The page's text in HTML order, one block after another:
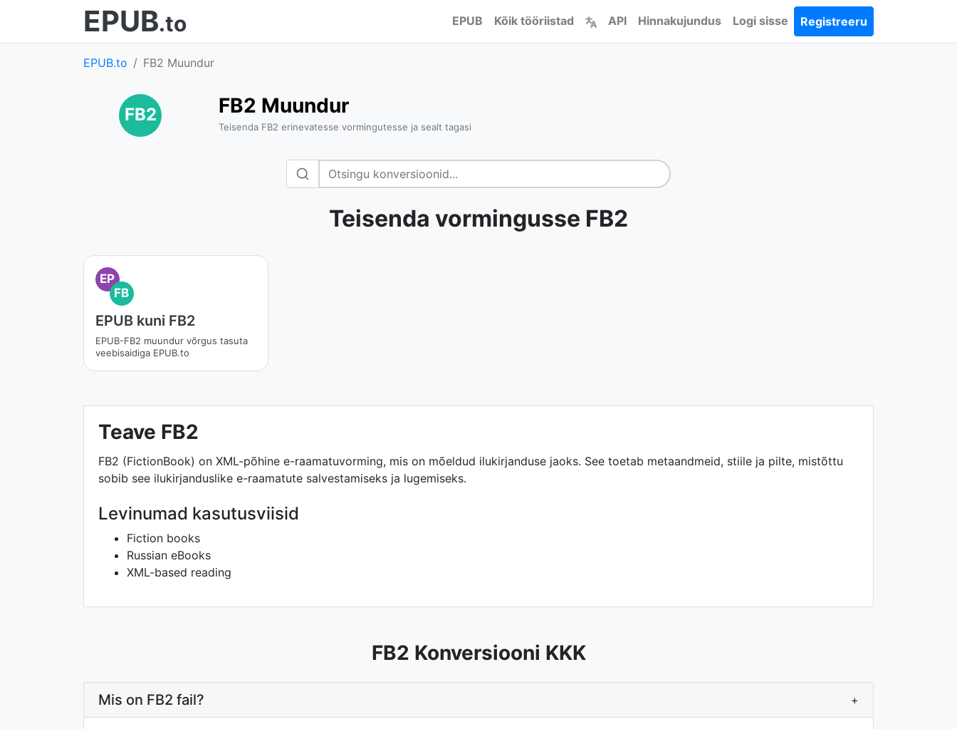
EPUB.to EPUB Kõik tööriistad API Hinnakujundus Logi sisse Registreeru
EPUB.to FB2 Muundur
FB2 FB2 Muundur
Teisenda FB2 erinevatesse vormingutesse ja sealt tagasi
Teisenda vormingusse FB2
EP
FB
EPUB kuni FB2
EPUB-FB2 muundur võrgus tasuta
veebisaidiga EPUB.to
Teave FB2
FB2 (FictionBook) on XML-põhine e-raamatuvorming, mis on mõeldud ilukirjanduse jaoks. See toetab metaandmeid, stiile ja pilte, mistõttu
sobib see ilukirjanduslike e-raamatute salvestamiseks ja lugemiseks.
Levinumad kasutusviisid
Fiction books
Russian eBooks
XML-based reading
FB2 Konversiooni KKK
Mis on FB2 fail? +